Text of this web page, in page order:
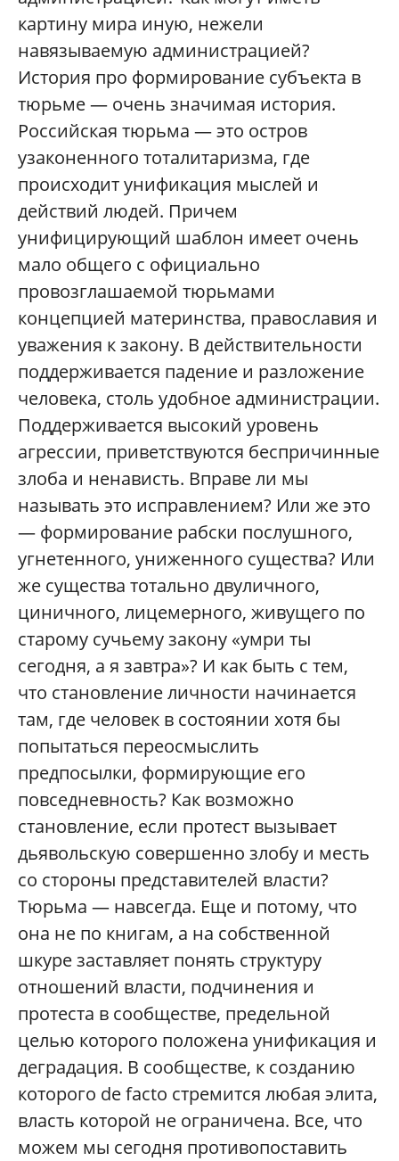
картину мира иную, нежели
навязываемую администрацией?
История про формирование субъекта в
тюрьме — очень значимая история.
Российская тюрьма — это остров
узаконенного тоталитаризма, где
происходит унификация мыслей и
действий людей. Причем
унифицирующий шаблон имеет очень
мало общего с официально
провозглашаемой тюрьмами
концепцией материнства, православия и
уважения к закону. В действительности
поддерживается падение и разложение
человека, столь удобное администрации.
Поддерживается высокий уровень
агрессии, приветствуются беспричинные
злоба и ненависть. Вправе ли мы
называть это исправлением? Или же это
— формирование рабски послушного,
угнетенного, униженного существа? Или
же существа тотально двуличного,
циничного, лицемерного, живущего по
старому сучьему закону «умри ты
сегодня, а я завтра»? И как быть с тем,
что становление личности начинается
там, где человек в состоянии хотя бы
попытаться переосмыслить
предпосылки, формирующие его
повседневность? Как возможно
становление, если протест вызывает
дьявольскую совершенно злобу и месть
со стороны представителей власти?
Тюрьма — навсегда. Еще и потому, что
она не по книгам, а на собственной
шкуре заставляет понять структуру
отношений власти, подчинения и
протеста в сообществе, предельной
целью которого положена унификация и
деградация. В сообществе, к созданию
которого de facto стремится любая элита,
власть которой не ограничена. Все, что
можем мы сегодня противопоставить